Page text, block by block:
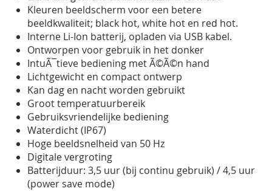
Kleuren beeldscherm voor een betere
beeldkwaliteit; black hot, white hot en red hot.
Interne Li-Ion batterij, opladen via USB kabel.
Ontworpen voor gebruik in het donker
IntuÃ¯tieve bediening met Ã©Ã©n hand
Lichtgewicht en compact ontwerp
Kan dag en nacht worden gebruikt
Groot temperatuurbereik
Gebruiksvriendelijke bediening
Waterdicht (IP67)
Hoge beeldsnelheid van 50 Hz
Digitale vergroting
Batterijduur: 3,5 uur (bij continu gebruik) / 4,5 uur
(power save mode)